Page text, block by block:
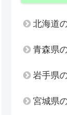
北海道
青森県
岩手県
宮城県